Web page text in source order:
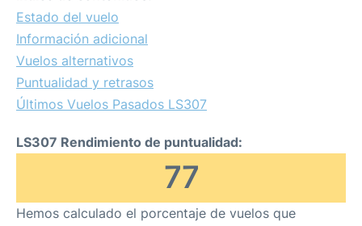
Estado del vuelo
Información adicional
Vuelos alternativos
Puntualidad y retrasos
Últimos Vuelos Pasados LS307
LS307 Rendimiento de puntualidad:
77
Hemos calculado el porcentaje de vuelos que